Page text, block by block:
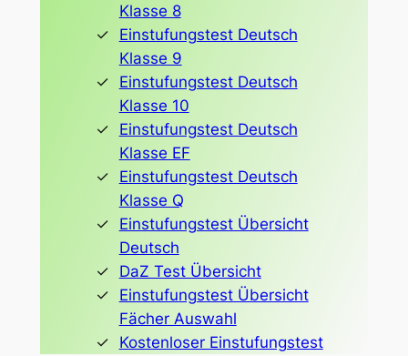
Klasse 8
Einstufungstest Deutsch
Klasse 9
Einstufungstest Deutsch
Klasse 10
Einstufungstest Deutsch
Klasse EF
Einstufungstest Deutsch
Klasse Q
Einstufungstest Übersicht
Deutsch
DaZ Test Übersicht
Einstufungstest Übersicht
Fächer Auswahl
Kostenloser Einstufungstest